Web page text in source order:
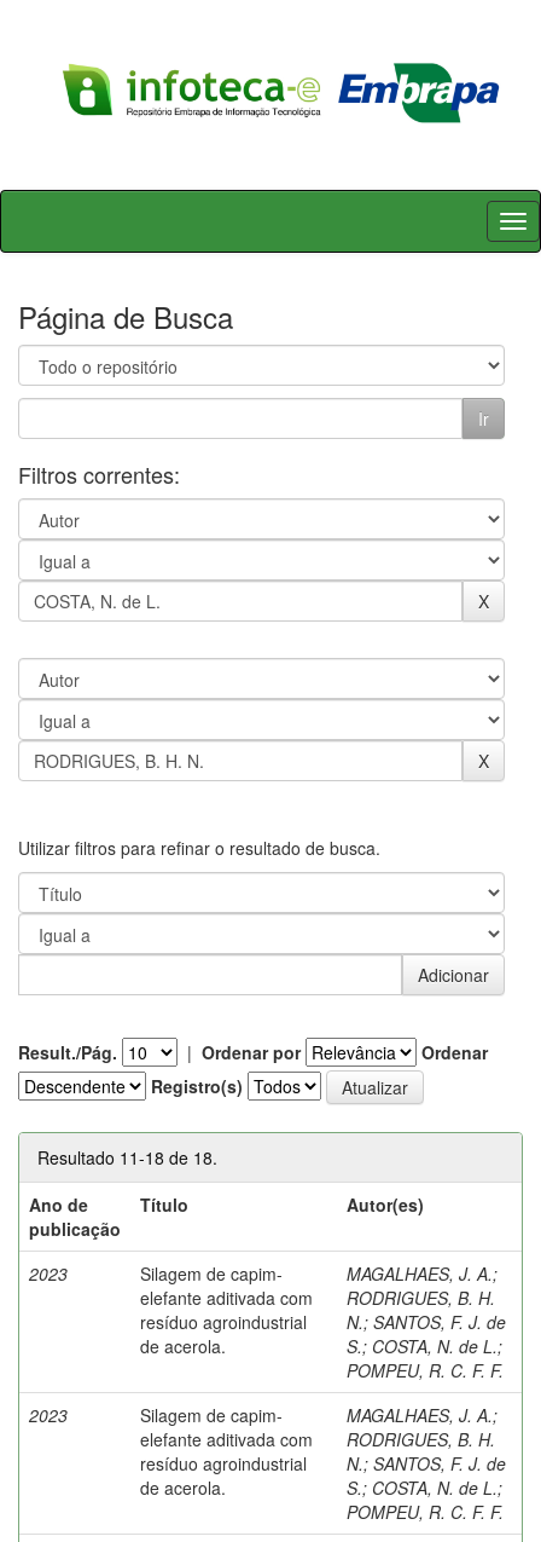
Skip
Página de Busca
Filtros correntes:
Utilizar filtros para refinar o resultado de busca.
Result./Pág. | Ordenar por
Ordenar
Registro(s)
Resultado 11-18 de 18.
Ano de
publicação
Título Autor(es)
2023
Silagem de capim-
elefante aditivada com
resíduo agroindustrial
de acerola.
MAGALHAES, J. A.;
RODRIGUES, B. H.
N.; SANTOS, F. J. de
S.; COSTA, N. de L.;
POMPEU, R. C. F. F.
2023
Silagem de capim-
elefante aditivada com
resíduo agroindustrial
de acerola.
MAGALHAES, J. A.;
RODRIGUES, B. H.
N.; SANTOS, F. J. de
S.; COSTA, N. de L.;
POMPEU, R. C. F. F.